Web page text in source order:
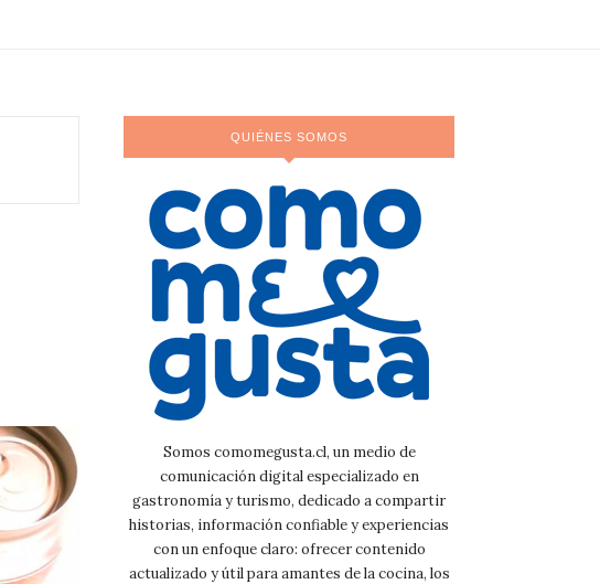
QUIÉNES SOMOS
Somos comomegusta.cl, un medio de
comunicación digital especializado en
gastronomía y turismo, dedicado a compartir
historias, información confiable y experiencias
con un enfoque claro: ofrecer contenido
actualizado y útil para amantes de la cocina, los